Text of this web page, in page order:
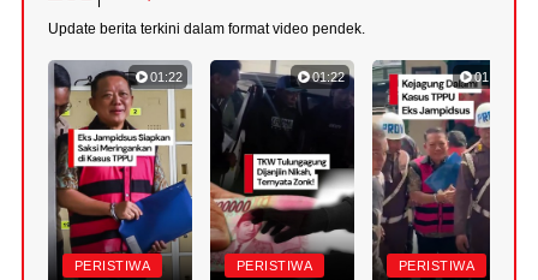
Update berita terkini dalam format video pendek.
01:22
PERISTIWA
01:22
PERISTIWA
01:18
PERISTIWA